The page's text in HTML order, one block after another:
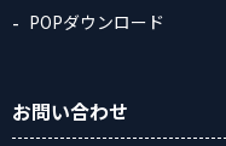
POPダウンロード
お問い合わせ